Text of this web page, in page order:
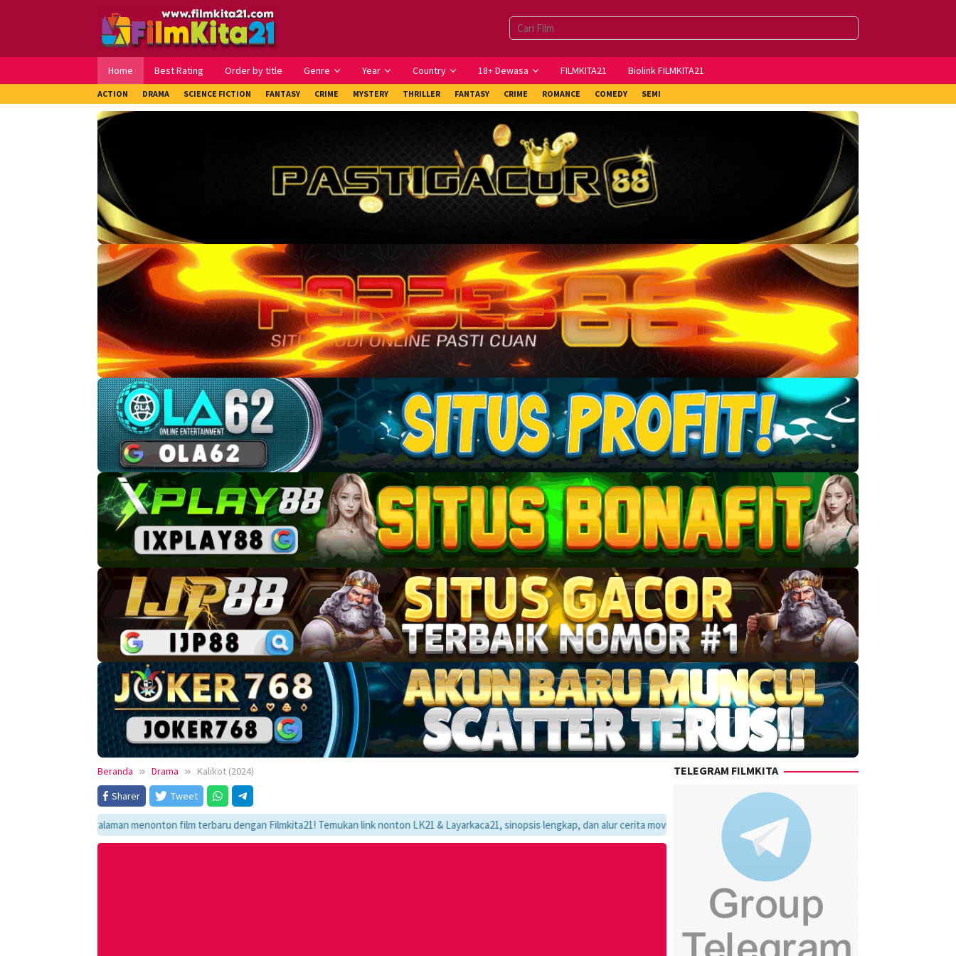
Home Best Rating Order by title Genre Year Country 18+ Dewasa FILMKITA21 Biolink FILMKITA21
ACTION DRAMA SCIENCE FICTION FANTASY CRIME MYSTERY THRILLER FANTASY CRIME ROMANCE COMEDY SEMI
Beranda Drama
Kalikot (2024)
Sharer
Tweet
pengalaman menonton film terbaru dengan Filmkita21! Temukan link nonton LK21 & Layarkaca21, sinopsis lengkap, dan alur cerita movie favoritmu dalam satu tempat yang praktis dan update setiap hari.
TELEGRAM FILMKITA